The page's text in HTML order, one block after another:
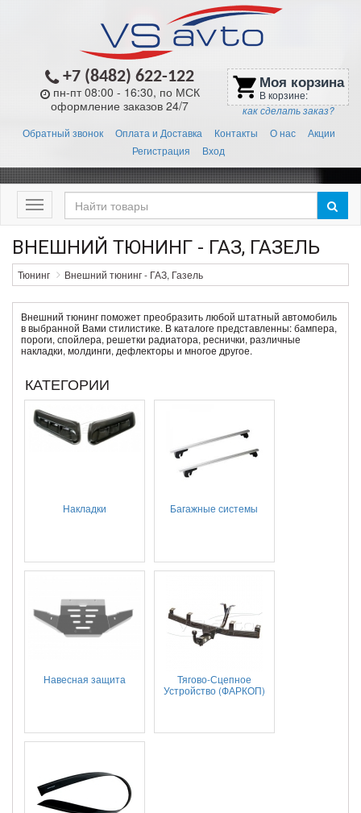
+7 (8482) 622-122
пн-пт 08:00 - 16:30, по МСК
оформление заказов 24/7
shopping_cart Моя корзина
В корзине:
как сделать заказ?
Обратный звонок Оплата и Доставка Контакты О нас
Акции
Регистрация
Вход
Меню
ВНЕШНИЙ ТЮНИНГ - ГАЗ, ГАЗЕЛЬ
Тюнинг Внешний тюнинг - ГАЗ, Газель
Внешний тюнинг поможет преобразить любой штатный автомобиль
в выбранной Вами стилистике. В каталоге представленны: бампера,
пороги, спойлера, решетки радиатора, реснички, различные
накладки, молдинги, дефлекторы и многое другое.
КАТЕГОРИИ
Накладки Багажные системы
Навесная защита
Тягово-Сцепное
Устройство (ФАРКОП)